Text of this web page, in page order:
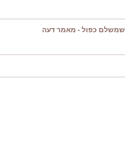
שמשלם כפול - מאמר דעה